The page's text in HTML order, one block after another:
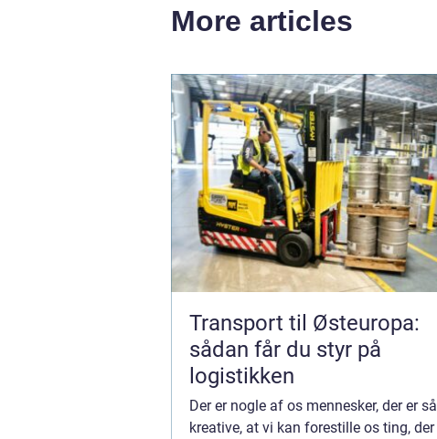
More articles
Transport til Østeuropa:
sådan får du styr på
logistikken
Der er nogle af os mennesker, der er så
kreative, at vi kan forestille os ting, der